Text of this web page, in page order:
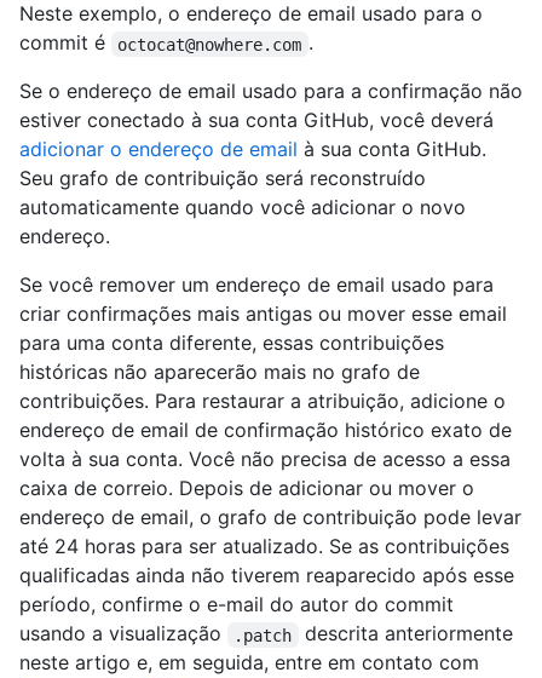
Neste exemplo, o endereço de email usado para o
commit é
octocat@nowhere.com .
Se o endereço de email usado para a confirmação não
estiver conectado à sua conta GitHub, você deverá
adicionar o endereço de email à sua conta GitHub.
Seu grafo de contribuição será reconstruído
automaticamente quando você adicionar o novo
endereço.
Se você remover um endereço de email usado para
criar confirmações mais antigas ou mover esse email
para uma conta diferente, essas contribuições
históricas não aparecerão mais no grafo de
contribuições. Para restaurar a atribuição, adicione o
endereço de email de confirmação histórico exato de
volta à sua conta. Você não precisa de acesso a essa
caixa de correio. Depois de adicionar ou mover o
endereço de email, o grafo de contribuição pode levar
até 24 horas para ser atualizado. Se as contribuições
qualificadas ainda não tiverem reaparecido após esse
período, confirme o e-mail do autor do commit
usando a visualização
.patch
descrita anteriormente
neste artigo e, em seguida, entre em contato com